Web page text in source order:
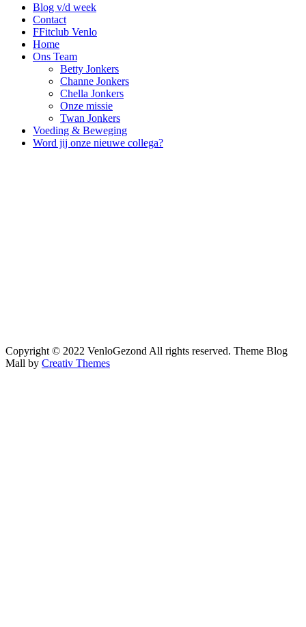
Blog v/d week
Contact
FFitclub Venlo
Home
Ons Team
Betty Jonkers
Channe Jonkers
Chella Jonkers
Onze missie
Twan Jonkers
Voeding & Beweging
Word jij onze nieuwe collega?
Copyright © 2022 VenloGezond All rights reserved. Theme Blog
Mall by Creativ Themes